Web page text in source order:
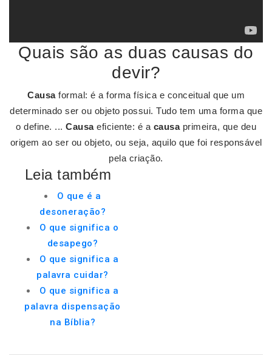
Quais são as duas causas do
devir?
Causaformal: é a forma física e conceitual que um
determinado ser ou objeto possui. Tudo tem uma forma que
o define. ... Causaeficiente: é a causaprimeira, que deu
origem ao ser ou objeto, ou seja, aquilo que foi responsável
pela criação.
Leia também
O que é a
desoneração?
O que significa o
desapego?
O que significa a
palavra cuidar?
O que significa a
palavra dispensação
na Bíblia?